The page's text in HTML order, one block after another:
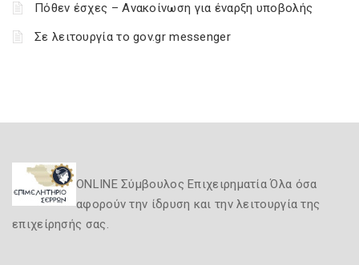
Πόθεν έσχες – Ανακοίνωση για έναρξη υποβολής
Σε λειτουργία το gov.gr messenger
ONLINE Σύμβουλος Επιχειρηματία Όλα όσα
αφορούν την ίδρυση και την λειτουργία της
επιχείρησής σας.